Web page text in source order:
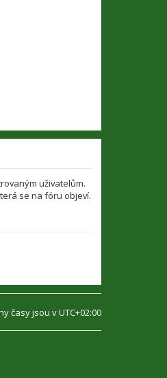
uživatelům.
se na fóru objeví.
časy jsou vUTC+02:00